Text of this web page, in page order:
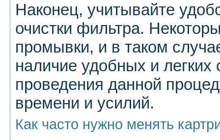
Наконец, учитывайте
очистки фильтра.
промывки, и в таком
наличие удобных и легких
проведения данной
времени и усилий.
Как часто нужно менять